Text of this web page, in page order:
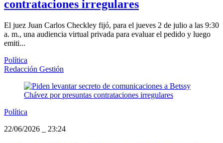
contrataciones irregulares
El juez Juan Carlos Checkley fijó, para el jueves 2 de julio a las 9:30
a. m., una audiencia virtual privada para evaluar el pedido y luego
emiti...
Política
Redacción Gestión
Política
22/06/2026
23:24